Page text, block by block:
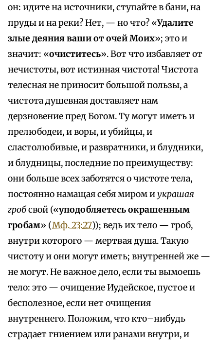
он: идите на источники, ступайте в бани, на
пруды и на реки? Нет, — но что? «Удалите
злые деяния ваши от очей Моих»; это и
значит: «очиститесь». Вот что избавляет от
нечистоты, вот истинная чистота! Чистота
телесная не приносит большой пользы, а
чистота душевная доставляет нам
дерзновение пред Богом. Ту могут иметь и
прелюбодеи, и воры, и убийцы, и
сластолюбивые, и развратники, и блудники,
и блудницы, последние по преимуществу:
они больше всех заботятся о чистоте тела,
постоянно намащая себя миром иукрашая
гробсвой («уподобляетесь окрашенным
гробам» (Мф. 23:27)); ведь их тело — гроб,
внутри которого — мертвая душа. Такую
чистоту и они могут иметь; внутренней же —
не могут. Не важное дело, если ты вымоешь
тело: это — очищение Иудейское, пустое и
бесполезное, если нет очищения
внутреннего. Положим, что кто–нибудь
страдает гниением или ранами внутри, и